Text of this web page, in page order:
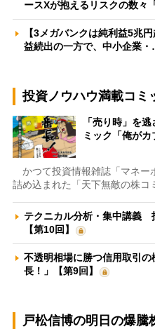
ースXが抱えるリスクの数々
【3メガバンクは純利益5兆
益続出の一方で、中小企業
投資ノウハウ満載コミ
「売り時」を
ミック「俺がカ
かつて投資情報雑誌「マネー
詰め込まれた「天下無敵の株
テクニカル分析・集中講義
【第10回】
不透明相場に勝つ信用取引
長！」【第9回】
戸松信博の明日の爆騰